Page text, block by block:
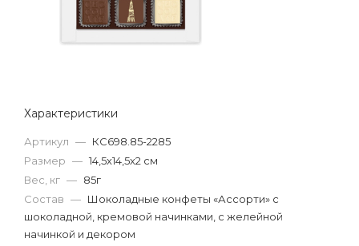
Характеристики
Артикул — КС698.85-2285
Размер — 14,5х14,5х2 см
Вес, кг — 85г
Состав — Шоколадные конфеты «Ассорти» с
шоколадной, кремовой начинками, с желейной
начинкой и декором